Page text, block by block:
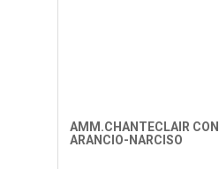
AMM.CHANTECLAIR
ARANCIO-NARCISO